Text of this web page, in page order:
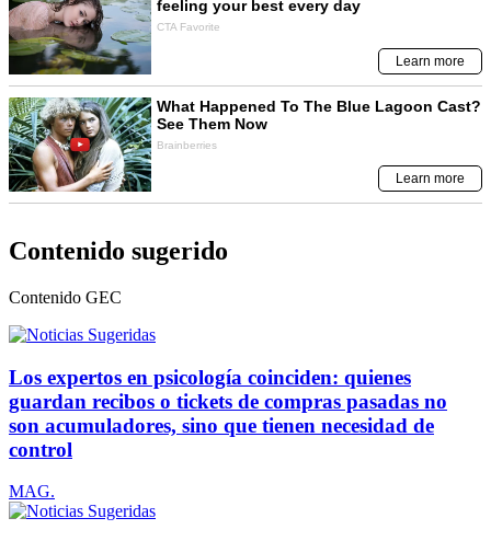
Contenido sugerido
Contenido GEC
Los expertos en psicología coinciden: quienes
guardan recibos o tickets de compras pasadas no
son acumuladores, sino que tienen necesidad de
control
MAG.